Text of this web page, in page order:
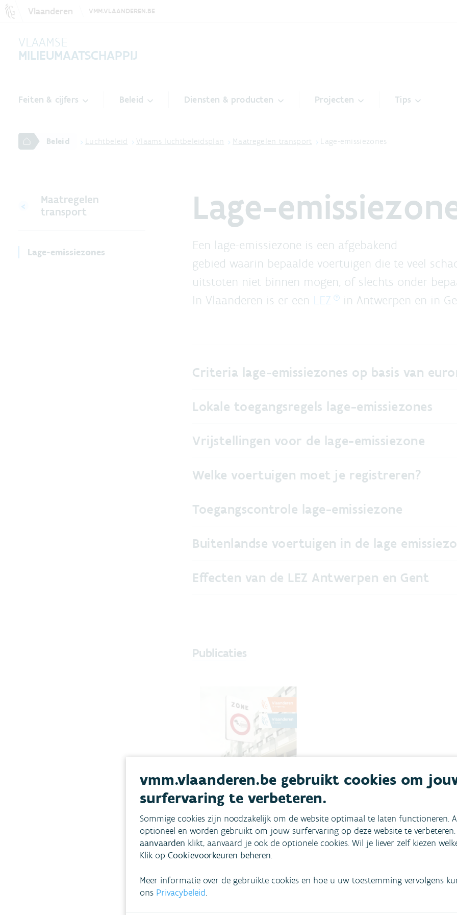
Vlaanderen VMM.VLAANDEREN.BE
VLAAMSE
MILIEUMAATSCHAPPIJ
Feiten & cijfers Beleid Diensten & producten Projecten Tips
Beleid Luchtbeleid Vlaams luchtbeleidsplan Maatregelen transport Lage-emissiezones
Maatregelen
transport
Lage-emissiezones
Lage-
Een lage-emissiezone is een afgebakend
gebied waarin bepaalde voertuigen die te veel
uitstoten niet binnen mogen, of slechts onder
In Vlaanderen is er een LEZ in Antwerpen en in
Criteria lage-emissiezones op basis van
Lokale toegangsregels lage-emissiezones
Vrijstellingen voor de lage-emissiezone
Welke voertuigen moet je registreren?
Toegangscontrole lage-emissiezone
Buitenlandse voertuigen in de lage
Effecten van de LEZ Antwerpen en Gent
Publicaties
Impact van de
op het wagenpark,
de luchtkwaliteit
vmm.vlaanderen.be gebruikt cookies om
surfervaring te verbeteren.
Sommige cookies zijn noodzakelijk om de website optimaal te laten functioneren.
optioneel en worden gebruikt om jouw surfervaring op deze website te
aanvaarden klikt, aanvaard je ook de optionele cookies. Wil je liever zelf kiezen
Klik op Cookievoorkeuren beheren.
Meer informatie over de gebruikte cookies en hoe u uw toestemming vervolgens
ons Privacybeleid.